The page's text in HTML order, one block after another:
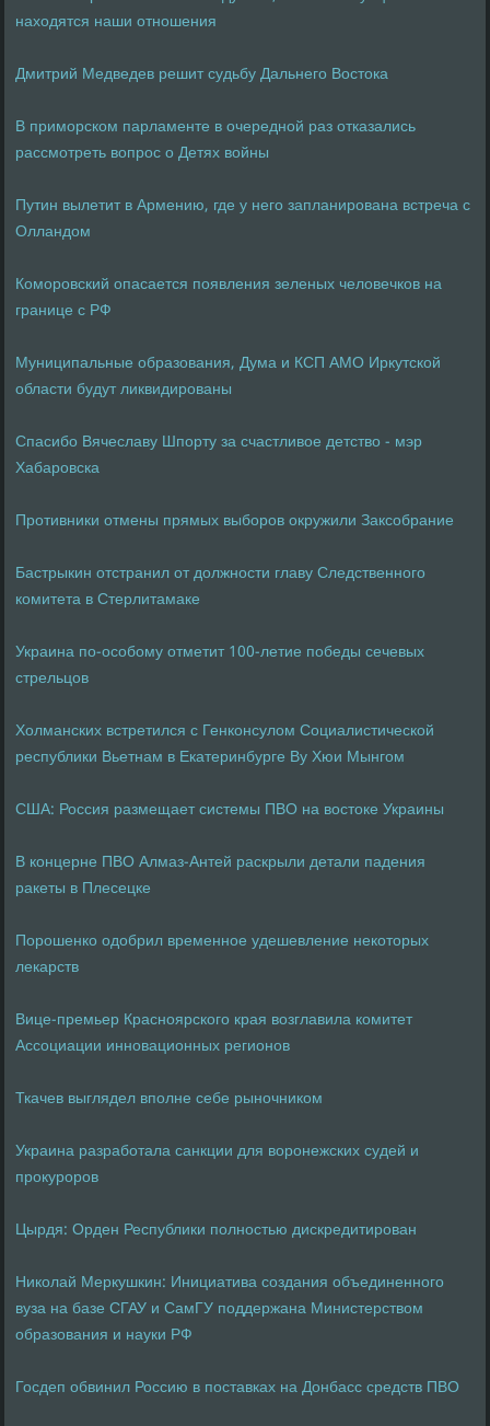
находятся наши отношения
Дмитрий Медведев решит судьбу Дальнего Востока
В приморском парламенте в очередной раз отказались
рассмотреть вопрос о Детях войны
Путин вылетит в Армению, где у него запланирована встреча с
Олландом
Коморовский опасается появления зеленых человечков на
границе с РФ
Муниципальные образования, Дума и КСП АМО Иркутской
области будут ликвидированы
Спасибо Вячеславу Шпорту за счастливое детство - мэр
Хабаровска
Противники отмены прямых выборов окружили Заксобрание
Бастрыкин отстранил от должности главу Следственного
комитета в Стерлитамаке
Украина по-особому отметит 100-летие победы сечевых
стрельцов
Холманских встретился с Генконсулом Социалистической
республики Вьетнам в Екатеринбурге Ву Хюи Мынгом
США: Россия размещает системы ПВО на востоке Украины
В концерне ПВО Алмаз-Антей раскрыли детали падения
ракеты в Плесецке
Порошенко одобрил временное удешевление некоторых
лекарств
Вице-премьер Красноярского края возглавила комитет
Ассоциации инновационных регионов
Ткачев выглядел вполне себе рыночником
Украина разработала санкции для воронежских судей и
прокуроров
Цырдя: Орден Республики полностью дискредитирован
Николай Меркушкин: Инициатива создания объединенного
вуза на базе СГАУ и СамГУ поддержана Министерством
образования и науки РФ
Госдеп обвинил Россию в поставках на Донбасс средств ПВО